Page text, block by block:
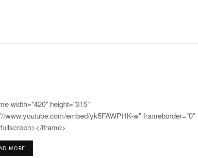
width="420" height="315"
www.youtube.com/embed/yk5FAWPHK-w" frameborder="0"
iframe>
MOREDETAILS